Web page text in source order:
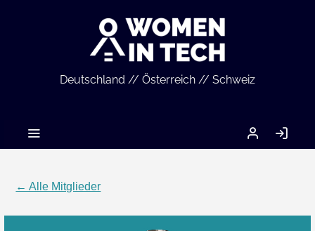
Deutschland // Österreich // Schweiz
MEIN
ACCOUNT
← Alle Mitglieder